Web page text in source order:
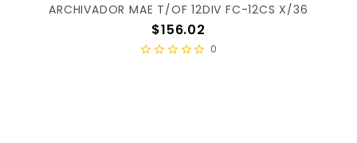
ARCHIVADOR MAE T/OF 12DIV FC-12CS X/36
Precio
$156.02
0